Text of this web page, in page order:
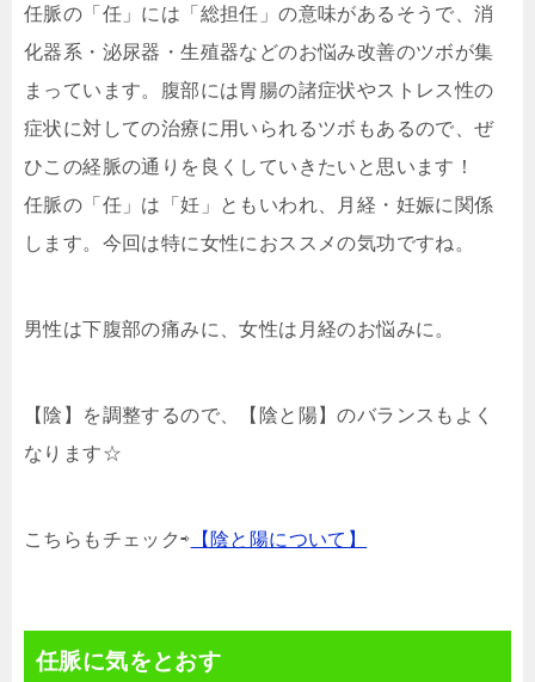
任脈の「任」には「総担任」の意味があるそうで、消
化器系・泌尿器・生殖器などのお悩み改善のツボが集
まっています。腹部には胃腸の諸症状やストレス性の
症状に対しての治療に用いられるツボもあるので、ぜ
ひこの経脈の通りを良くしていきたいと思います！
任脈の「任」は「妊」ともいわれ、月経・妊娠に関係
します。今回は特に女性におススメの気功ですね。
男性は下腹部の痛みに、女性は月経のお悩みに。
【陰】を調整するので、【陰と陽】のバランスもよく
なります☆
こちらもチェック⇨ 【陰と陽について】
任脈に気をとおす